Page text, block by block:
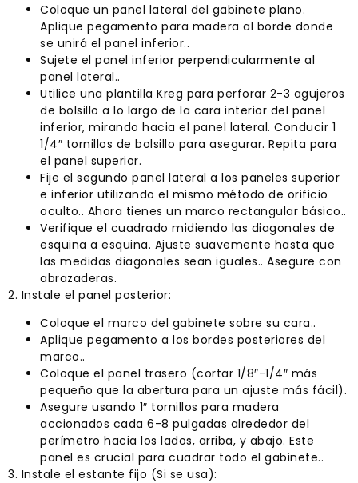
Coloque un panel lateral del gabinete plano.
Aplique pegamento para madera al borde donde
se unirá el panel inferior..
Sujete el panel inferior perpendicularmente al
panel lateral..
Utilice una plantilla Kreg para perforar 2-3 agujeros
de bolsillo a lo largo de la cara interior del panel
inferior, mirando hacia el panel lateral. Conducir 1
1/4″ tornillos de bolsillo para asegurar. Repita para
el panel superior.
Fije el segundo panel lateral a los paneles superior
e inferior utilizando el mismo método de orificio
oculto.. Ahora tienes un marco rectangular básico..
Verifique el cuadrado midiendo las diagonales de
esquina a esquina. Ajuste suavemente hasta que
las medidas diagonales sean iguales.. Asegure con
abrazaderas.
2. Instale el panel posterior:
Coloque el marco del gabinete sobre su cara..
Aplique pegamento a los bordes posteriores del
marco..
Coloque el panel trasero (cortar 1/8″-1/4″ más
pequeño que la abertura para un ajuste más fácil).
Asegure usando 1″ tornillos para madera
accionados cada 6-8 pulgadas alrededor del
perímetro hacia los lados, arriba, y abajo. Este
panel es crucial para cuadrar todo el gabinete..
3. Instale el estante fijo (Si se usa):